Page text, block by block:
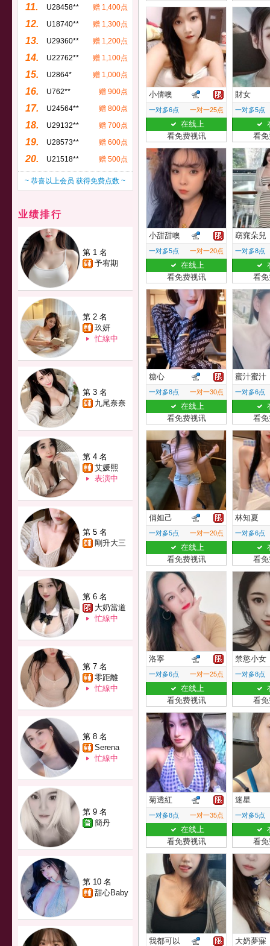
11. U28458** 赠 1,400点
12. U18740** 赠 1,300点
13. U29360** 赠 1,200点
14. U22762** 赠 1,100点
15. U2864* 赠 1,000点
16. U762** 赠 900点
17. U24564** 赠 800点
18. U29132** 赠 700点
19. U28573** 赠 600点
20. U21518** 赠 500点
~ 恭喜以上会员 获得免费点数 ~
业绩排行
第 1 名
予宥期
第 2 名
玖妍
忙線中
第 3 名
九尾奈奈
第 4 名
艾媛熙
表演中
第 5 名
剛升大三
第 6 名
大奶當道
忙線中
第 7 名
零距離
忙線中
第 8 名
Serena
忙線中
第 9 名
簡丹
第 10 名
甜心Baby
小倩噢
一对多6点 一对一25点
在线上
看免费视讯
財女
一对多5点
看
小甜甜噢
一对多5点 一对一20点
在线上
看免费视讯
窈窕朵兒
一对多8点
看
糖心
一对多8点 一对一30点
在线上
看免费视讯
蜜汁蜜汁
一对多6点
看
俏妲己
一对多5点 一对一20点
在线上
看免费视讯
林知夏
一对多6点
看
洛寧
一对多6点 一对一25点
在线上
看免费视讯
禁慾小女
一对多8点
看
菊透紅
一对多8点 一对一35点
在线上
看免费视讯
迷星
一对多5点
看
我都可以 大奶夢寐